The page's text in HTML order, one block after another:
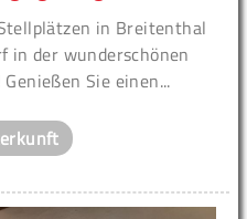
in Breitenthal
in der wunderschönen
Sie einen...